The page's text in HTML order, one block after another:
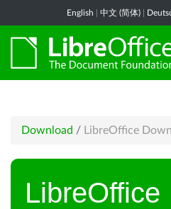
English 中文 (简体)
Download / LibreOffice
LibreOffice